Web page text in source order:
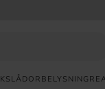
BELYSNING